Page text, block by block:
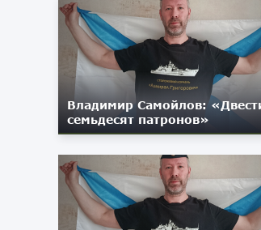
Владимир Самойлов:
семьдесят патронов»